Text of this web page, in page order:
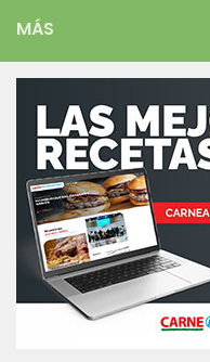
MÁS